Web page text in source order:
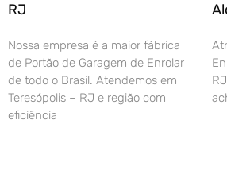
RJ
Nossa empresa é a maior fábrica
de Portão de Garagem de Enrolar
de todo o Brasil. Atendemos em
Teresópolis – RJ e região com
eficiência